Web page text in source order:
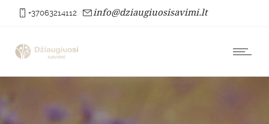
+37063214112 info@dziaugiuosisavimi.lt